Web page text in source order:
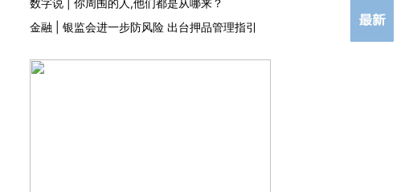
数字说
你周围的人,他们都是从哪来？
金融
银监会进一步防风险 出台押品管理指引